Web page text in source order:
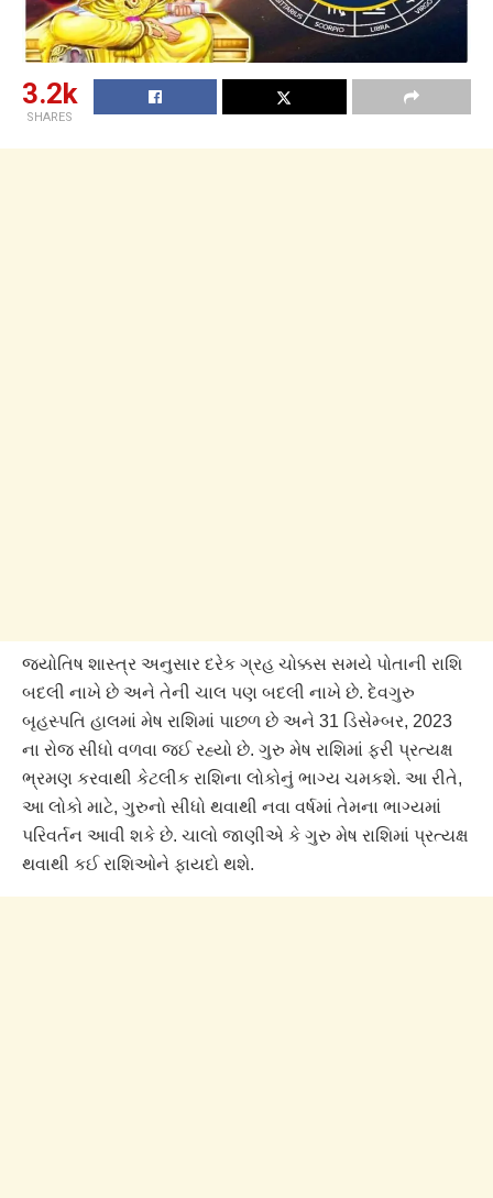
3.2k
SHARES
જ્યોતિષ શાસ્ત્ર અનુસાર દરેક ગ્રહ ચોક્કસ સમયે પોતાની રાશિ
બદલી નાખે છે અને તેની ચાલ પણ બદલી નાખે છે. દેવગુરુ
બૃહસ્પતિ હાલમાં મેષ રાશિમાં પાછળ છે અને 31 ડિસેમ્બર, 2023
ના રોજ સીધો વળવા જઈ રહ્યો છે. ગુરુ મેષ રાશિમાં ફરી પ્રત્યક્ષ
ભ્રમણ કરવાથી કેટલીક રાશિના લોકોનું ભાગ્ય ચમકશે. આ રીતે,
આ લોકો માટે, ગુરુનો સીધો થવાથી નવા વર્ષમાં તેમના ભાગ્યમાં
પરિવર્તન આવી શકે છે. ચાલો જાણીએ કે ગુરુ મેષ રાશિમાં પ્રત્યક્ષ
થવાથી કઈ રાશિઓને ફાયદો થશે.